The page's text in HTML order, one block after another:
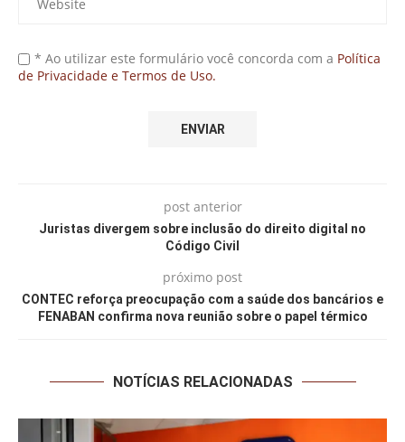
* Ao utilizar este formulário você concorda com a Política
de Privacidade e Termos de Uso.
post anterior
Juristas divergem sobre inclusão do direito digital no
Código Civil
próximo post
CONTEC reforça preocupação com a saúde dos bancários e
FENABAN confirma nova reunião sobre o papel térmico
NOTÍCIAS RELACIONADAS